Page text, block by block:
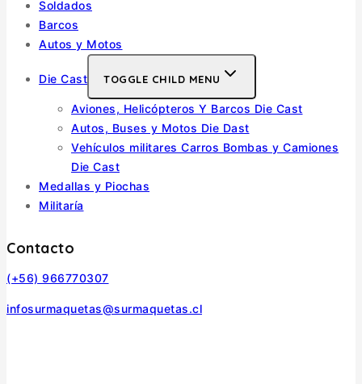
Soldados
Barcos
Autos y Motos
Die Cast TOGGLE CHILD MENU
Aviones, Helicópteros Y Barcos Die Cast
Autos, Buses y Motos Die Dast
Vehículos militares Carros Bombas y Camiones
Die Cast
Medallas y Piochas
Militaría
Contacto
(+56) 966770307
infosurmaquetas@surmaquetas.cl